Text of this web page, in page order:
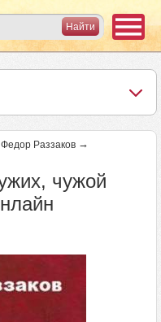
Федор Раззаков →
чужой